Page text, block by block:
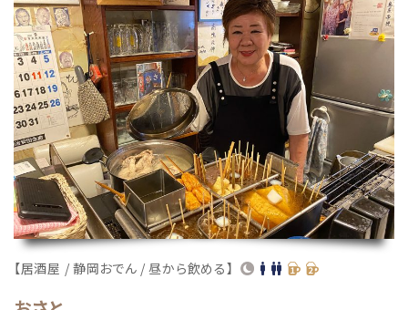
【居酒屋 / 静岡おでん / 昼から飲める】